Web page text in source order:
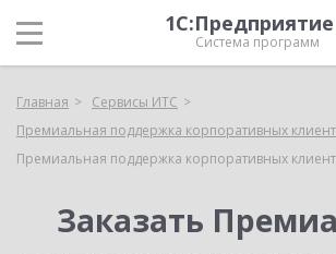
Система программ
Главная
Сервисы ИТС
Премиальная поддержка корпоративных
Премиальная поддержка корпоративных
Заказать